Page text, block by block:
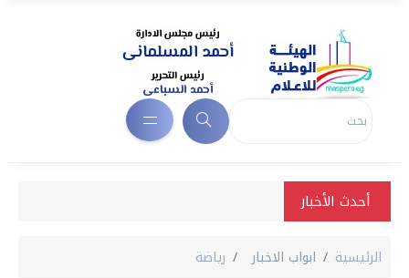
أحدث الأخبار
الرئيسية ابواب الاخبار رياضة